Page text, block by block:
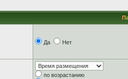
Да Нет
по возрастанию